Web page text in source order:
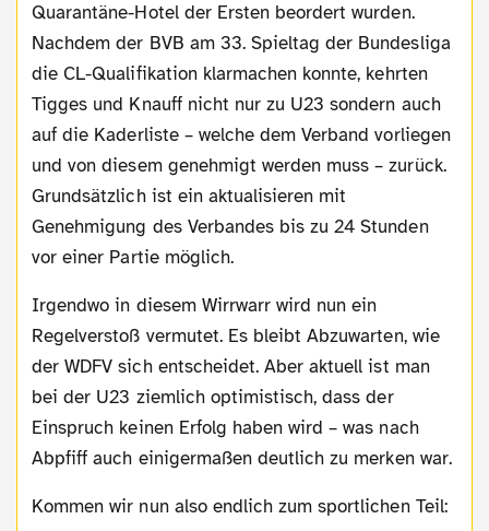
Quarantäne-Hotel der Ersten beordert wurden.
Nachdem der BVB am 33. Spieltag der Bundesliga
die CL-Qualifikation klarmachen konnte, kehrten
Tigges und Knauff nicht nur zu U23 sondern auch
auf die Kaderliste – welche dem Verband vorliegen
und von diesem genehmigt werden muss – zurück.
Grundsätzlich ist ein aktualisieren mit
Genehmigung des Verbandes bis zu 24 Stunden
vor einer Partie möglich.
Irgendwo in diesem Wirrwarr wird nun ein
Regelverstoß vermutet. Es bleibt Abzuwarten, wie
der WDFV sich entscheidet. Aber aktuell ist man
bei der U23 ziemlich optimistisch, dass der
Einspruch keinen Erfolg haben wird – was nach
Abpfiff auch einigermaßen deutlich zu merken war.
Kommen wir nun also endlich zum sportlichen Teil: